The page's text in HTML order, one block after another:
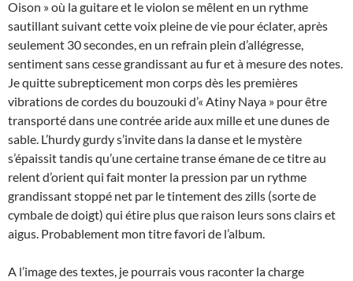
Oison » où la guitare et le violon se mêlent en un rythme
sautillant suivant cette voix pleine de vie pour éclater, après
seulement 30 secondes, en un refrain plein d’allégresse,
sentiment sans cesse grandissant au fur et à mesure des notes.
Je quitte subrepticement mon corps dès les premières
vibrations de cordes du bouzouki d’« Atiny Naya » pour être
transporté dans une contrée aride aux mille et une dunes de
sable. L’hurdy gurdy s’invite dans la danse et le mystère
s’épaissit tandis qu’une certaine transe émane de ce titre au
relent d’orient qui fait monter la pression par un rythme
grandissant stoppé net par le tintement des zills (sorte de
cymbale de doigt) qui étire plus que raison leurs sons clairs et
aigus. Probablement mon titre favori de l’album.
A l’image des textes, je pourrais vous raconter la charge